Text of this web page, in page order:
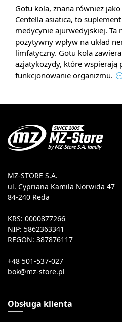
Gotu kola, znana również
Centella asiatica, to
medycynie ajurwedyjskiej. Ta
pozytywny wpływ na układ
limfatyczny. Gotu kola
azjatykozydy, które wspierają
funkcjonowanie organizmu.
MZ-STORE S.A.
ul. Cypriana Kamila Norwida 47
84-240 Reda
KRS: 0000877266
NIP: 5862363341
REGON: 387876117
+48 501-537-027
Obsługa klienta